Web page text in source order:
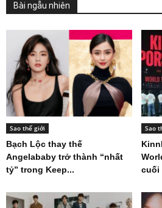
Bài ngẫu nhiên
Sao thế giới
Bạch Lộc thay thế
Angelababy trở thành “nhất
tỷ” trong Keep...
Sao
cuối